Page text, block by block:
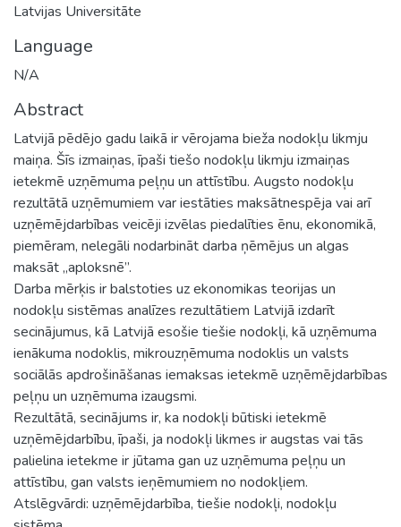
Latvijas Universitāte
Language
N/A
Abstract
Latvijā pēdējo gadu laikā ir vērojama bieža nodokļu likmju
maiņa. Šīs izmaiņas, īpaši tiešo nodokļu likmju izmaiņas
ietekmē uzņēmuma peļņu un attīstību. Augsto nodokļu
rezultātā uzņēmumiem var iestāties maksātnespēja vai arī
uzņēmējdarbības veicēji izvēlas piedalīties ēnu, ekonomikā,
piemēram, nelegāli nodarbināt darba ņēmējus un algas
maksāt „aploksnē”.
Darba mērķis ir balstoties uz ekonomikas teorijas un
nodokļu sistēmas analīzes rezultātiem Latvijā izdarīt
secinājumus, kā Latvijā esošie tiešie nodokļi, kā uzņēmuma
ienākuma nodoklis, mikrouzņēmuma nodoklis un valsts
sociālās apdrošināšanas iemaksas ietekmē uzņēmējdarbības
peļņu un uzņēmuma izaugsmi.
Rezultātā, secinājums ir, ka nodokļi būtiski ietekmē
uzņēmējdarbību, īpaši, ja nodokļi likmes ir augstas vai tās
palielina ietekme ir jūtama gan uz uzņēmuma peļņu un
attīstību, gan valsts ieņēmumiem no nodokļiem.
Atslēgvārdi: uzņēmējdarbība, tiešie nodokļi, nodokļu